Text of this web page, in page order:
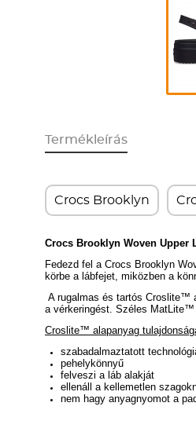
Termékleírás
Crocs Brooklyn
Crocs Brooklyn Woven Upper
Fedezd fel a Crocs Brooklyn
körbe a lábfejet, miközben a
A rugalmas és tartós Croslite™
a vérkeringést. Széles MatLite™
Croslite™ alapanyag
szabadalmaztatott
pehelykönnyű
felveszi a láb alakját
ellenáll a kellemetlen
nem hagy anyagnyomot a